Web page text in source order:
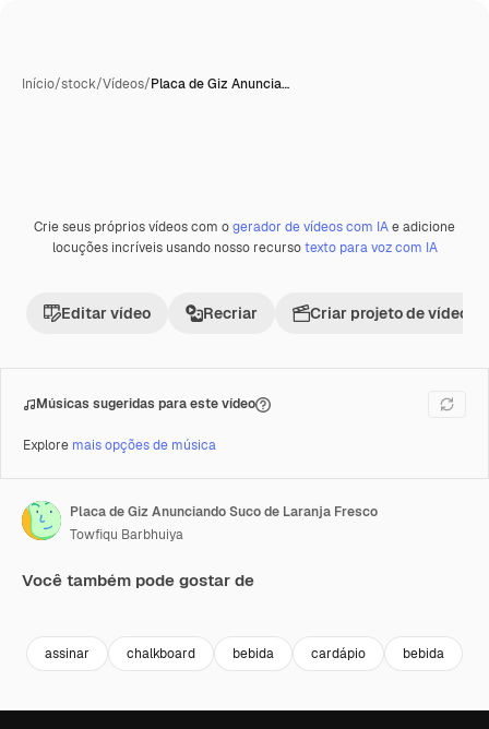
Início/stock/Vídeos/Placa de Giz Anuncia…
Premium
Crie seus próprios vídeos com ogerador de vídeos com IAe adicione
locuções incríveis usando nosso recursotexto para voz com IA
Editar vídeo Recriar Criar projeto de vídeo
Músicas sugeridas para este vídeo
Explore mais opções de música
Placa de Giz Anunciando Suco de Laranja Fresco
Towfiqu Barbhuiya
Você também pode gostar de
assinar chalkboard bebida cardápio bebida